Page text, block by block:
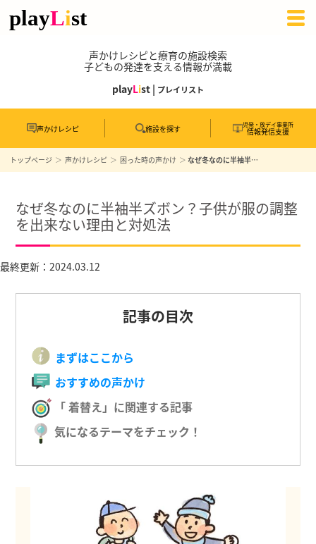
声かけレシピと療育の施設検索
子どもの発達を支える情報が満載
playList | プレイリスト
声かけレシピ 施設を探す 児発・放デイ事業所
情報発信支援
トップページ 声かけレシピ 困った時の声かけ なぜ冬なのに半袖半ズボン？子供が服の調整を出来ない理由と対処法
なぜ冬なのに半袖半ズボン？子供が服の調整
を出来ない理由と対処法
最終更新：2024.03.12
記事の目次
まずはここから
おすすめの声かけ
「 着替え」に関連する記事
気になるテーマをチェック！